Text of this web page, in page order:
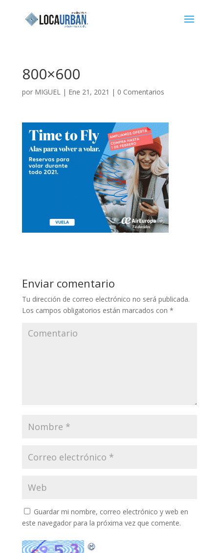
800×600
por MIGUEL| Ene 21, 2021 | 0 Comentarios
Enviar comentario
Tu dirección de correo electrónico no será publicada.
Los campos obligatorios están marcados con *
Guardar mi nombre, correo electrónico y web en
este navegador para la próxima vez que comente.